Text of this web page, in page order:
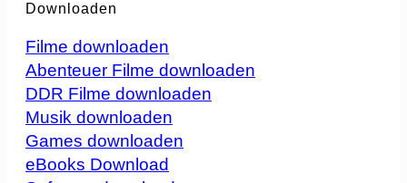
Downloaden
Filme downloaden
Abenteuer Filme downloaden
DDR Filme downloaden
Musik downloaden
Games downloaden
eBooks Download